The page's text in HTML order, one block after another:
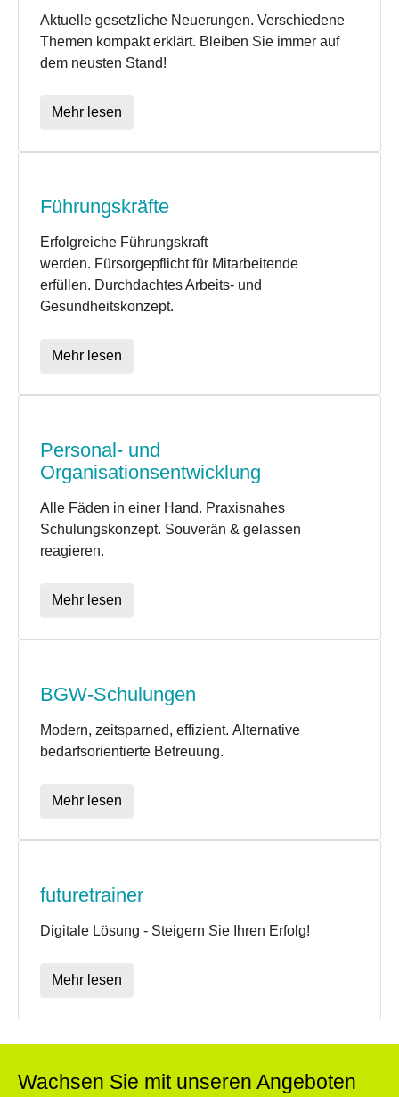
Aktuelle gesetzliche Neuerungen. Verschiedene
Themen kompakt erklärt. Bleiben Sie immer auf
dem neusten Stand!
Mehr lesen
Führungskräfte
Erfolgreiche Führungskraft
werden. Fürsorgepflicht für Mitarbeitende
erfüllen. Durchdachtes Arbeits- und
Gesundheitskonzept.
Mehr lesen
Personal- und
Organisationsentwicklung
Alle Fäden in einer Hand. Praxisnahes
Schulungskonzept. Souverän & gelassen
reagieren.
Mehr lesen
BGW-Schulungen
Modern, zeitsparned, effizient. Alternative
bedarfsorientierte Betreuung.
Mehr lesen
futuretrainer
Digitale Lösung - Steigern Sie Ihren Erfolg!
Mehr lesen
Wachsen Sie mit unseren Angeboten